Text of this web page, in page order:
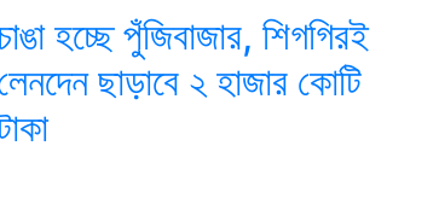
হচ্ছে পুঁজিবাজার, শিগগিরই
ছাড়াবে ২ হাজার কোটি